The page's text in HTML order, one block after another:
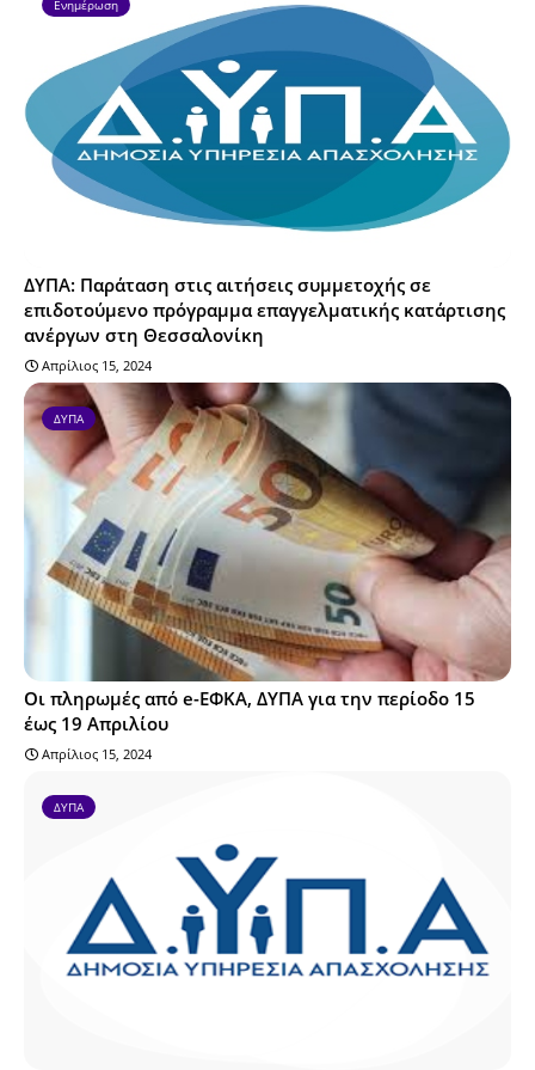
Ενημέρωση
ΔΥΠΑ: Παράταση στις αιτήσεις συμμετοχής σε
επιδοτούμενο πρόγραμμα επαγγελματικής κατάρτισης
ανέργων στη Θεσσαλονίκη
Απρίλιος 15, 2024
ΔΥΠΑ
Οι πληρωμές από e-ΕΦΚΑ, ΔΥΠΑ για την περίοδο 15
έως 19 Απριλίου
Απρίλιος 15, 2024
ΔΥΠΑ